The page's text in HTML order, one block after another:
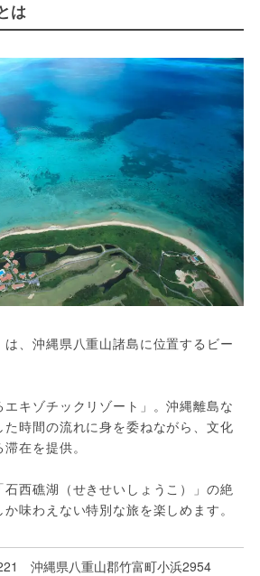
は
は、沖縄県八重山諸島に位置するビー
エキゾチックリゾート」。沖縄離島な
た時間の流れに身を委ねながら、文化
在を提供。
西礁湖（せきせいしょうこ）」の絶
味わえない特別な旅を楽しめます。
沖縄県八重山郡竹富町小浜2954